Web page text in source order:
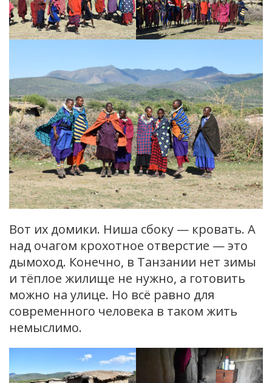
Вот их домики. Ниша сбоку — кровать. А
над очагом крохотное отверстие — это
дымоход. Конечно, в Танзании нет зимы
и тёплое жилище не нужно, а готовить
можно на улице. Но всё равно для
современного человека в таком жить
немыслимо.